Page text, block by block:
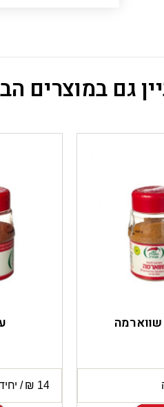
גם במוצרים
שווארמה